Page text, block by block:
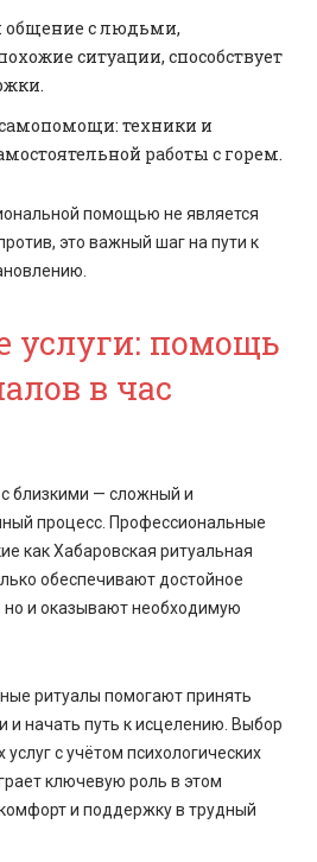
общение с людьми,
ситуации, способствует
техники и
работы с горем.
помощью не является
это важный шаг на пути к
услуги: помощь
в час
близкими — сложный и
процесс. Профессиональные
как Хабаровская ритуальная
обеспечивают достойное
и оказывают необходимую
ритуалы помогают принять
и начать путь к исцелению. Выбор
с учётом психологических
ключевую роль в этом
и поддержку в трудный